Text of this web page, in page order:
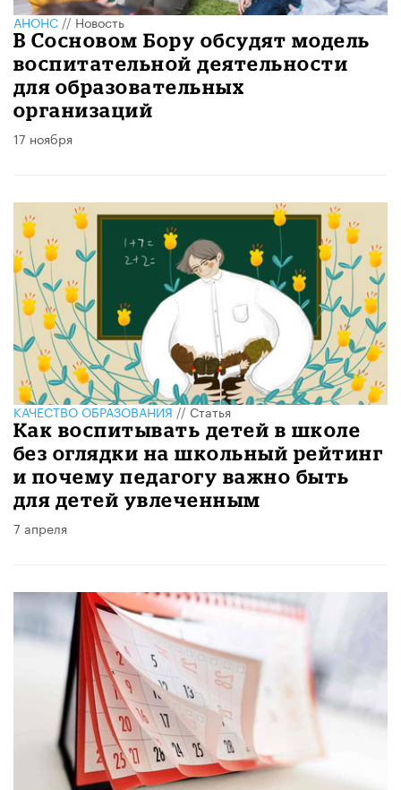
АНОНС//Новость
В Сосновом Бору обсудят модель
воспитательной деятельности
для образовательных
организаций
17 ноября
КАЧЕСТВО ОБРАЗОВАНИЯ//Статья
Как воспитывать детей в школе
без оглядки на школьный рейтинг
и почему педагогу важно быть
для детей увлеченным
7 апреля